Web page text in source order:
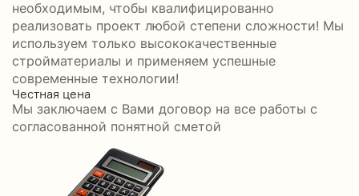
необходимым, чтобы квалифицированно
реализовать проект любой степени сложности! Мы
используем только высококачественные
стройматериалы и применяем успешные
современные технологии!
Честная цена
Мы заключаем с Вами договор на все работы с
согласованной понятной сметой